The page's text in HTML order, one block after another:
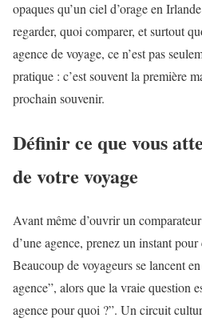
opaques qu’un ciel d’orage en
regarder, quoi comparer, et surtout
agence de voyage, ce n’est pas
pratique : c’est souvent la première
prochain souvenir.
Définir ce que vous
de votre voyage
Avant même d’ouvrir un
d’une agence, prenez un instant
Beaucoup de voyageurs se lancent
agence”, alors que la vraie question
agence pour quoi ?”. Un circuit